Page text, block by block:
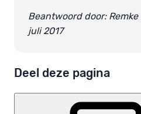
Beantwoord door:
juli 2017
Deel deze pagina